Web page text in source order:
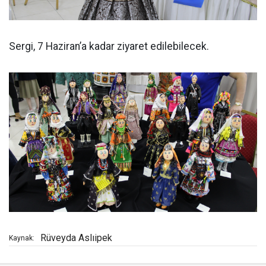
Sergi, 7 Haziran’a kadar ziyaret edilebilecek.
Kaynak: Rüveyda Aslıipek